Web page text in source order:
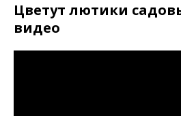
Цветут лютики
видео